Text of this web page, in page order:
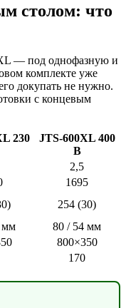
столом: что
— под однофазную и
комплекте уже
докупать не нужно.
с концевым
230
JTS-600XL 400
В
2,5
1695
254 (30)
мм
80 / 54 мм
800×350
170